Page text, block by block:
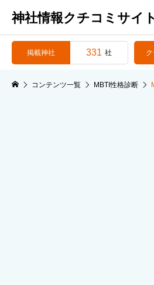
神社情報クチコミサイト
掲載神社 331 社
コンテンツ一覧 MBTI性格診断